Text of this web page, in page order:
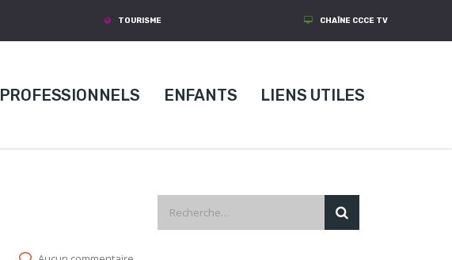
TOURISME CHAÎNE CCCE TV
PROFESSIONNELS ENFANTS LIENS UTILES